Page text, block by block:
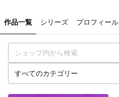
作品一覧 シリーズ プロフィール